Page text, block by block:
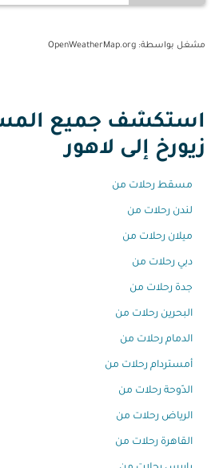
مشغل بواسطة: OpenWeatherMap.org
استكشف جميع
زيورخ إلى لاهور
مسقط رحلات من
لندن رحلات من
ميلان رحلات من
دبي رحلات من
جدة رحلات من
البحرين رحلات من
الدمام رحلات من
أمستردام رحلات من
الدّوحة رحلات من
الرياض رحلات من
القاهرة رحلات من